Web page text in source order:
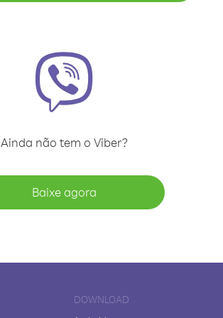
Ainda não tem o Viber?
Baixe agora
DOWNLOAD